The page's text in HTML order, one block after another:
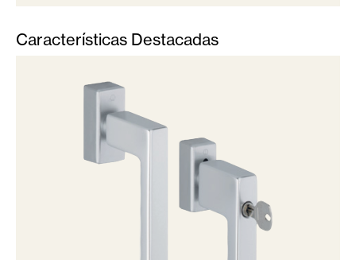
Características Destacadas